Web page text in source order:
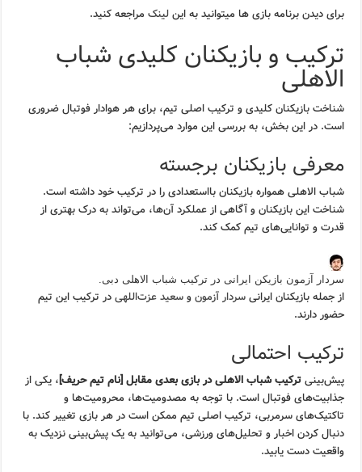
برای دیدن برنامه بازی ها میتوانید به اینلینک مراجعه کنید.
ترکیب و بازیکنان کلیدی شباب
الاهلی
شناخت بازیکنان کلیدی و ترکیب اصلی تیم، برای هر هوادار فوتبال ضروری
است. در این بخش، به بررسی این موارد می‌پردازیم:
معرفی بازیکنان برجسته
شباب الاهلی همواره بازیکنان بااستعدادی را در ترکیب خود داشته است.
شناخت این بازیکنان و آگاهی از عملکرد آن‌ها، می‌تواند به درک بهتری از
قدرت و توانایی‌های تیم کمک کند.
سردار آزمون بازیکن ایرانی در ترکیب شباب الاهلی دبی.
از جمله بازیکنان ایرانیسردار آزمونوسعید عزت‌اللهیدر ترکیب این تیم
حضور دارند.
ترکیب احتمالی
پیش‌بینیترکیب شباب الاهلی در بازی بعدی مقابل [نام تیم حریف]، یکی از
جذابیت‌های فوتبال است. با توجه به مصدومیت‌ها، محرومیت‌ها و
تاکتیک‌های سرمربی، ترکیب اصلی تیم ممکن است در هر بازی تغییر کند. با
دنبال کردن اخبار و تحلیل‌های ورزشی، می‌توانید به یک پیش‌بینی نزدیک به
واقعیت دست یابید.